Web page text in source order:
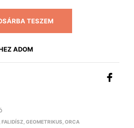
TESZEM
ADOM
FALIDÍSZ GEOMETRIKUS ORCA